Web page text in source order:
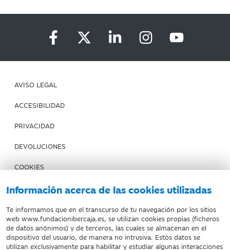
Información acerca de las cookies utilizadas
Te informamos que en el transcurso de tu navegación por los sitios
web www.fundacionibercaja.es, se utilizan cookies propias (ficheros
de datos anónimos) y de terceros, las cuales se almacenan en el
dispositivo del usuario, de manera no intrusiva. Estos datos se
utilizan exclusivamente para habilitar y estudiar algunas interacciones
AVISO LEGAL
ACCESIBILIDAD
PRIVACIDAD
DEVOLUCIONES
COOKIES
CONDICIONES DE COMPRA
IBERCAJA BANCO
Fundación Bancaria Ibercaja. C.I.F. G-50000652.